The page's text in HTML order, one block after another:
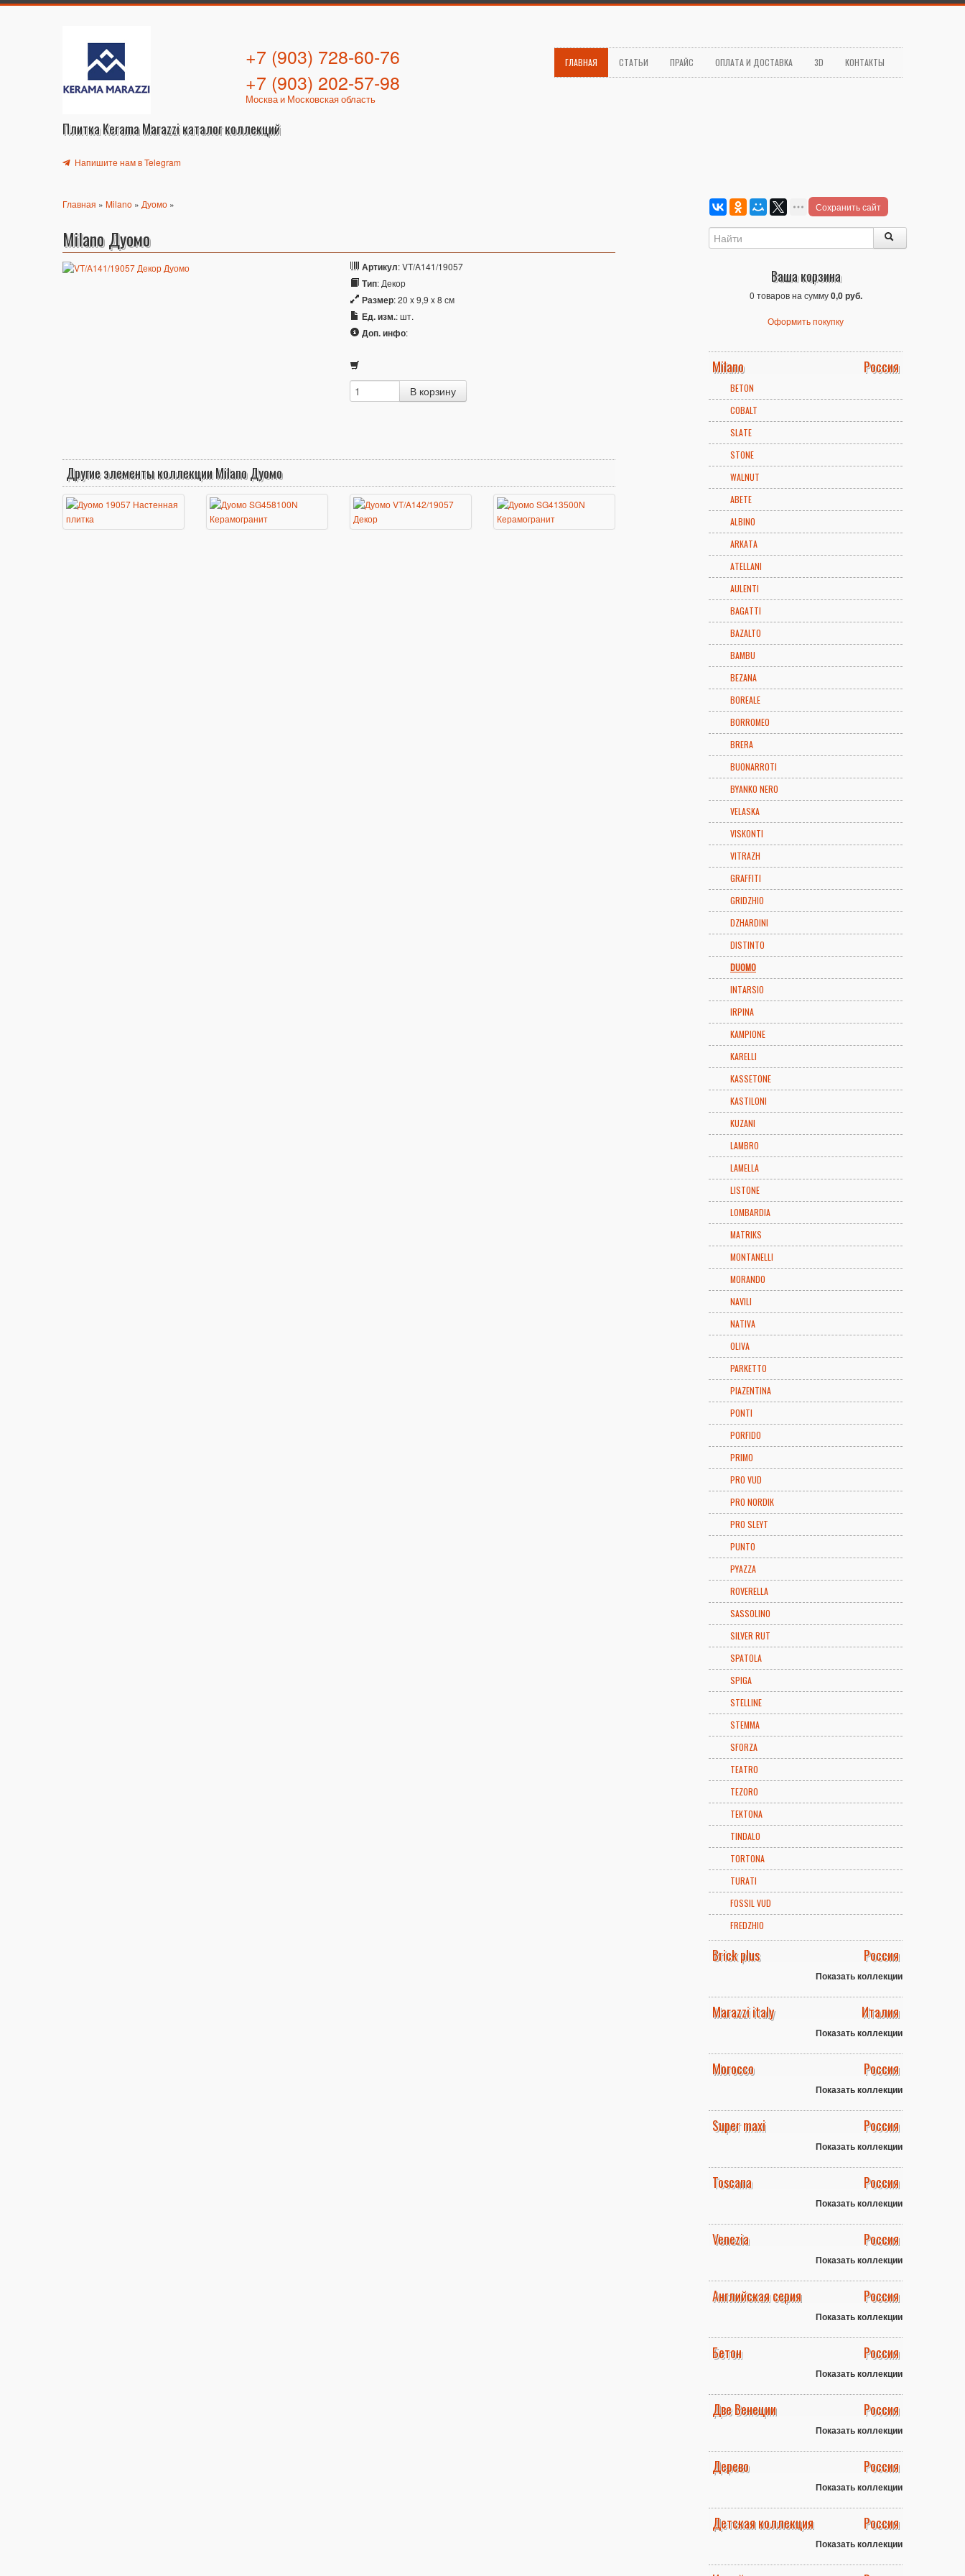
Плитка Kerama Marazzi каталог коллекций
+7 (903) 728-60-76
+7 (903) 202-57-98
Москва и Московская область
Напишите нам в Telegram
ГЛАВНАЯ СТАТЬИ ПРАЙС ОПЛАТА И ДОСТАВКА 3D КОНТАКТЫ
Главная » Milano » Дуомо »
Milano Дуомо
Артикул: VT/A141/19057
Тип: Декор
Размер: 20 x 9,9 x 8 см
Ед. изм.: шт.
Доп. инфо:
Другие элементы коллекции Milano Дуомо
Сохранить сайт
Ваша корзина
0 товаров на сумму0,0 руб.
Оформить покупку
Milano Россия
BETON
COBALT
SLATE
STONE
WALNUT
ABETE
ALBINO
ARKATA
ATELLANI
AULENTI
BAGATTI
BAZALTO
BAMBU
BEZANA
BOREALE
BORROMEO
BRERA
BUONARROTI
BYANKO NERO
VELASKA
VISKONTI
VITRAZH
GRAFFITI
GRIDZHIO
DZHARDINI
DISTINTO
DUOMO
INTARSIO
IRPINA
KAMPIONE
KARELLI
KASSETONE
KASTILONI
KUZANI
LAMBRO
LAMELLA
LISTONE
LOMBARDIA
MATRIKS
MONTANELLI
MORANDO
NAVILI
NATIVA
OLIVA
PARKETTO
PIAZENTINA
PONTI
PORFIDO
PRIMO
PRO VUD
PRO NORDIK
PRO SLEYT
PUNTO
PYAZZA
ROVERELLA
SASSOLINO
SILVER RUT
SPATOLA
SPIGA
STELLINE
STEMMA
SFORZA
TEATRO
TEZORO
TEKTONA
TINDALO
TORTONA
TURATI
FOSSIL VUD
FREDZHIO
Brick plus Россия
Показать коллекции
Marazzi italy Италия
Показать коллекции
Morocco Россия
Показать коллекции
Super maxi Россия
Показать коллекции
Toscana Россия
Показать коллекции
Venezia Россия
Показать коллекции
Английская серия Россия
Показать коллекции
Бетон Россия
Показать коллекции
Две Венеции Россия
Показать коллекции
Дерево Россия
Показать коллекции
Детская коллекция Россия
Показать коллекции